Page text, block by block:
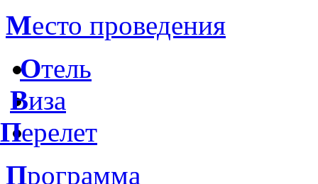
Место проведения
Отель
Виза
Перелет
Программа